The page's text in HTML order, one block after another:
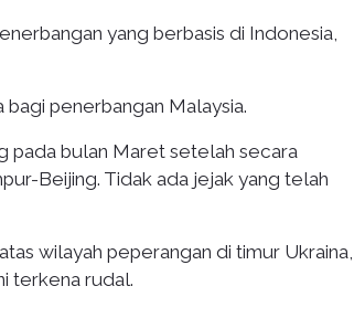
yang berbasis di Indonesia,
penerbangan Malaysia.
pada bulan Maret setelah secara
Beijing. Tidak ada jejak yang telah
wilayah peperangan di timur Ukraina,
terkena rudal.